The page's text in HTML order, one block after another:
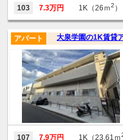
103 7.3万円 1K（26ｍ2 ）
大泉学園の1K賃貸
アパート
107 7.9万円 1K（23.61ｍ